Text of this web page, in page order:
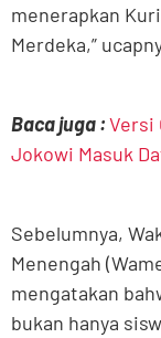
menerapkan
Merdeka,”
Baca juga :Versi
Jokowi Masuk
Sebelumnya,
Menengah
mengatakan
bukan hanya